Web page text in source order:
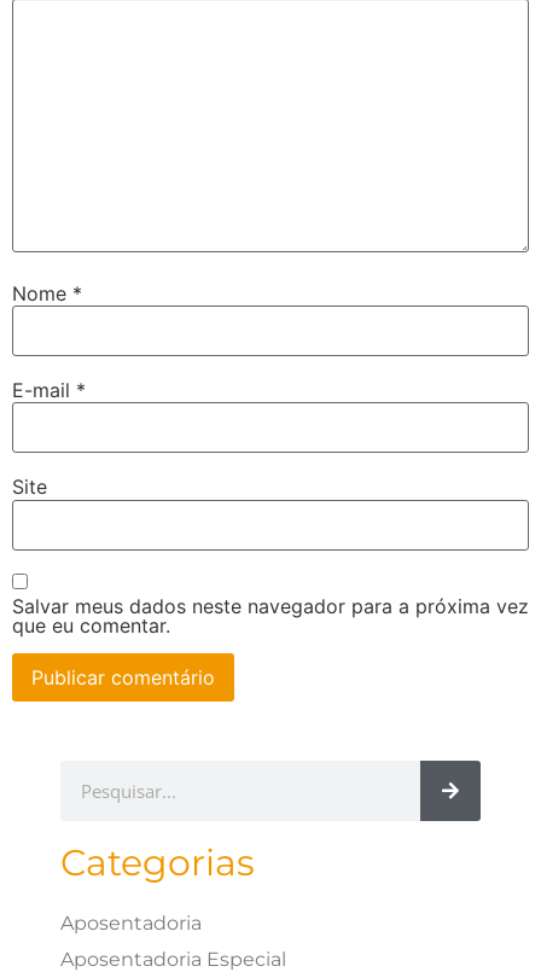
Nome *
E-mail *
Site
Salvar meus dados neste navegador para a próxima vez
que eu comentar.
Categorias
Aposentadoria
Aposentadoria Especial